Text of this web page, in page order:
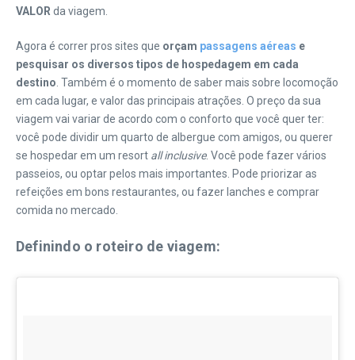
VALOR da viagem.
Agora é correr pros sites que orçam passagens aéreas e
pesquisar os diversos tipos de hospedagem em cada
destino . Também é o momento de saber mais sobre locomoção
em cada lugar, e valor das principais atrações. O preço da sua
viagem vai variar de acordo com o conforto que você quer ter:
você pode dividir um quarto de albergue com amigos, ou querer
se hospedar em um resort all inclusive. Você pode fazer vários
passeios, ou optar pelos mais importantes. Pode priorizar as
refeições em bons restaurantes, ou fazer lanches e comprar
comida no mercado.
Definindo o roteiro de viagem: